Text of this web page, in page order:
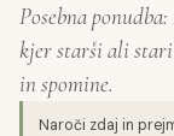
Posebna
kjer starši ali
in spomine.
Naroči zdaj in